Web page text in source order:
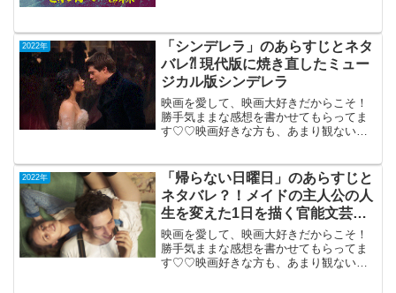
2022年
「シンデレラ」のあらすじとネタ
バレ⁈ 現代版に焼き直したミュー
ジカル版シンデレラ
映画を愛して、映画大好きだからこそ！
勝手気ままな感想を書かせてもらってま
す♡♡映画好きな方も、あまり観ない方
版に焼き直したミュージカル版シンデレ
ラ。昔、ある...
2022年
「帰らない日曜日」のあらすじと
ネタバレ？！メイドの主人公の人
生を変えた1日を描く官能文芸作
品。
映画を愛して、映画大好きだからこそ！
勝手気ままな感想を書かせてもらってま
す♡♡映画好きな方も、あまり観ない方